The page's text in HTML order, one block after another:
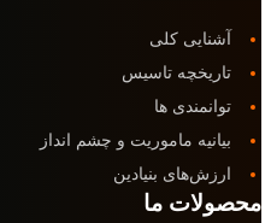
کلی
تاسیس
ها
ماموریت و چشم انداز
بنیادین
ما